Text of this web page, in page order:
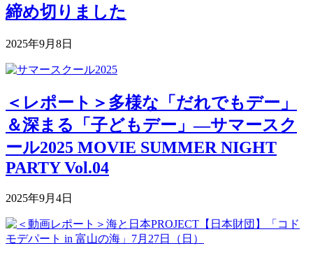
締め切りました
2025年9月8日
＜レポート＞多様な「だれでもデー」
＆深まる「子どもデー」―サマースク
ール2025 MOVIE SUMMER NIGHT
PARTY Vol.04
2025年9月4日